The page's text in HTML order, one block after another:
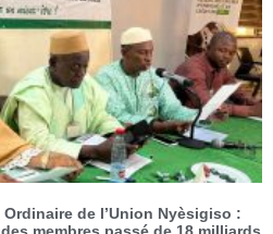
de l’Union Nyèsigiso :
membres passé de 18 milliards